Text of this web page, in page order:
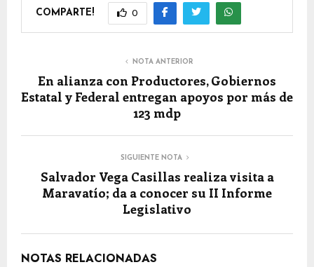
COMPARTE! 0
NOTA ANTERIOR
En alianza con Productores, Gobiernos
Estatal y Federal entregan apoyos por más de
123 mdp
SIGUIENTE NOTA
Salvador Vega Casillas realiza visita a
Maravatío; da a conocer su II Informe
Legislativo
NOTAS RELACIONADAS